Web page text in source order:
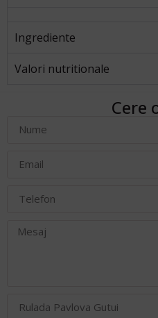
Ingrediente
Valori nutritionale
Cere